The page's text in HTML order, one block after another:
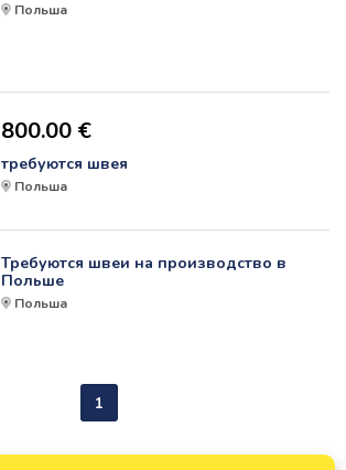
Польша
800.00 €
требуются швея
Польша
Требуются швеи на производство в
Польше
Польша
1